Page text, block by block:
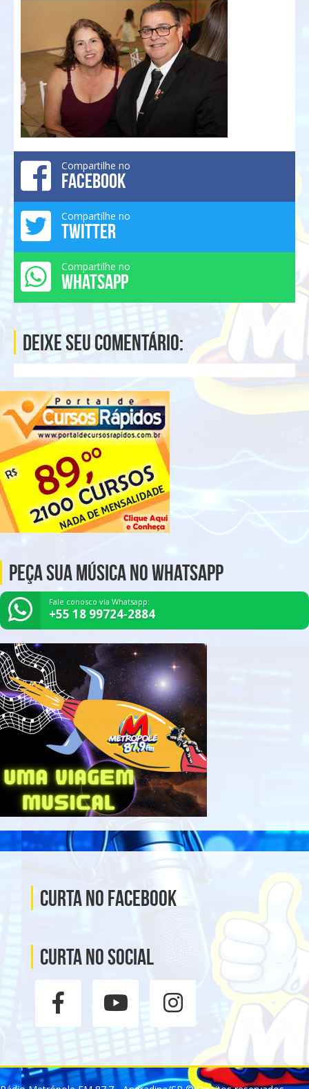
Compartilhe no
FACEBOOK
Compartilhe no
TWITTER
Compartilhe no
WHATSAPP
Deixe seu comentário:
Peça Sua Música no Whatsapp
Fale conosco via Whatsapp:
+55 18 99724-2884
Curta no Facebook
Curta no social